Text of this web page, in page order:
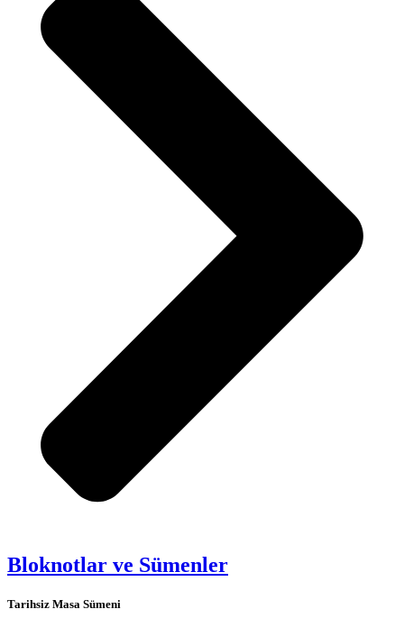
Bloknotlar ve Sümenler
Tarihsiz Masa Sümeni